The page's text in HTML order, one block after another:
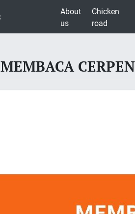
About
us
Chicken
road
MEMBACA